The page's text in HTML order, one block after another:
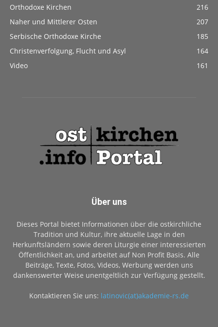
Orthodoxe Kirchen
216
Naher und Mittlerer Osten
207
Serbische Orthodoxe Kirche
185
Christenverfolgung, Flucht und Asyl
164
Video
161
Über uns
Dieses Portal bietet Informationen über die ostkirchliche
Tradition und Kultur, ihre aktuelle Lage in den
Herkunftsländern sowie deren Liturgie einer interessierten
Öffentlichkeit an, und arbeitet auf Non Profit Basis. Alle
Beiträge, Texte, Fotos, Videos, Werbung werden uns
dankenswerter Weise unentgeltlich zur Verfügung gestellt.
Kontaktieren Sie uns: latinovic(at)akademie-rs.de